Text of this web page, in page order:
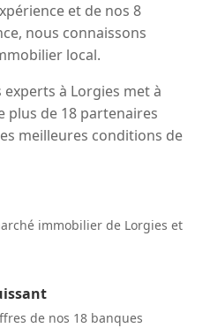
et de nos 8
nous connaissons
local.
à Lorgies met à
plus de 18 partenaires
meilleures conditions de
immobilier de Lorgies et
de nos 18 banques